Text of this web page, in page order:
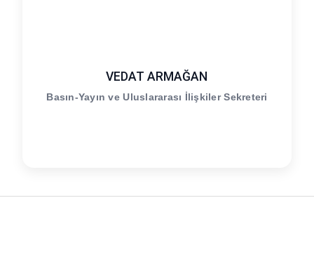
VEDAT ARMAĞAN
Basın-Yayın ve Uluslararası İlişkiler Sekreteri